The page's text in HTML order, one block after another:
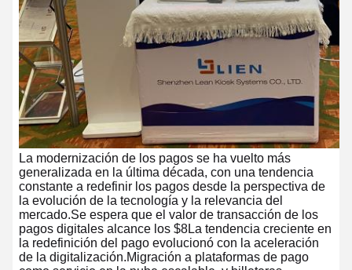
La modernización de los pagos se ha vuelto más
generalizada en la última década, con una tendencia
constante a redefinir los pagos desde la perspectiva de
la evolución de la tecnología y la relevancia del
mercado.Se espera que el valor de transacción de los
pagos digitales alcance los $8La tendencia creciente en
la redefinición del pago evolucionó con la aceleración
de la digitalización.Migración a plataformas de pago